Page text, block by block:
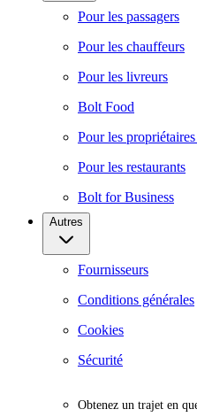
Pour les passagers
Pour les chauffeurs
Pour les livreurs
Bolt Food
Pour les
Pour les restaurants
Bolt for Business
Autres
Fournisseurs
Conditions générales
Cookies
Sécurité
Obtenez un trajet en